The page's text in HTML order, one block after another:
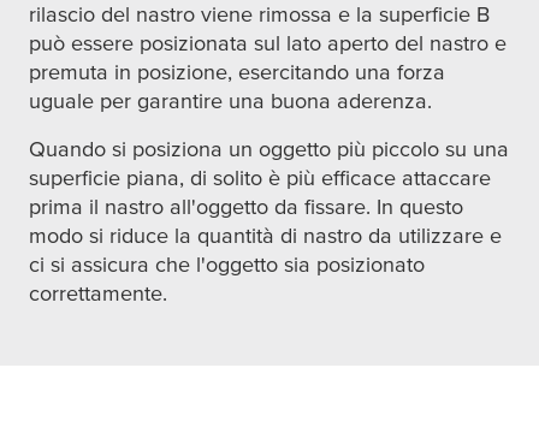
rilascio del nastro viene rimossa e la superficie B
può essere posizionata sul lato aperto del nastro e
premuta in posizione, esercitando una forza
uguale per garantire una buona aderenza.
Quando si posiziona un oggetto più piccolo su una
superficie piana, di solito è più efficace attaccare
prima il nastro all'oggetto da fissare. In questo
modo si riduce la quantità di nastro da utilizzare e
ci si assicura che l'oggetto sia posizionato
correttamente.